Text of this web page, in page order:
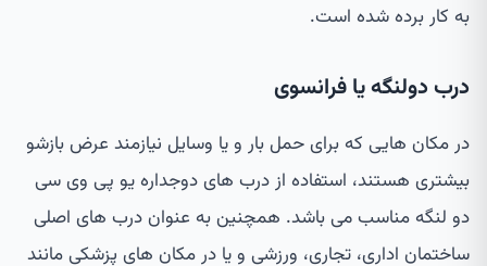
به کار برده شده است.
درب دولنگه یا فرانسوی
در مکان هایی که برای حمل بار و یا وسایل نیازمند عرض بازشو
بیشتری هستند، استفاده از درب های دوجداره یو پی وی سی
دو لنگه مناسب می باشد. همچنین به عنوان درب های اصلی
ساختمان اداری، تجاری، ورزشی و یا در مکان های پزشکی مانند